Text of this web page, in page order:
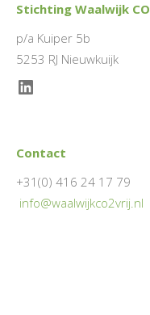
Stichting Waalwijk CO
p/a Kuiper 5b
5253 RJ Nieuwkuijk
LinkedIn
Contact
+31(0) 416 24 17 79
info@waalwijkco2vrij.nl